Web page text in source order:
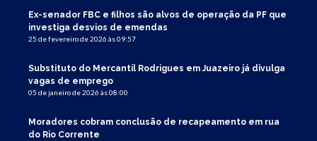
Ex-senador FBC e filhos são alvos de operação da PF que
investiga desvios de emendas
25 de fevereiro de 2026 às 09:57
Substituto do Mercantil Rodrigues em Juazeiro já divulga
vagas de emprego
05 de janeiro de 2026 às 08:00
Moradores cobram conclusão de recapeamento em rua
do Rio Corrente